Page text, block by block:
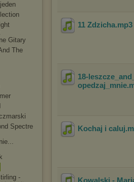
Gitary
The
Spectre
-
11 Zdzicha.mp3
18-
opedzaj_mnie
Kochaj i caluj